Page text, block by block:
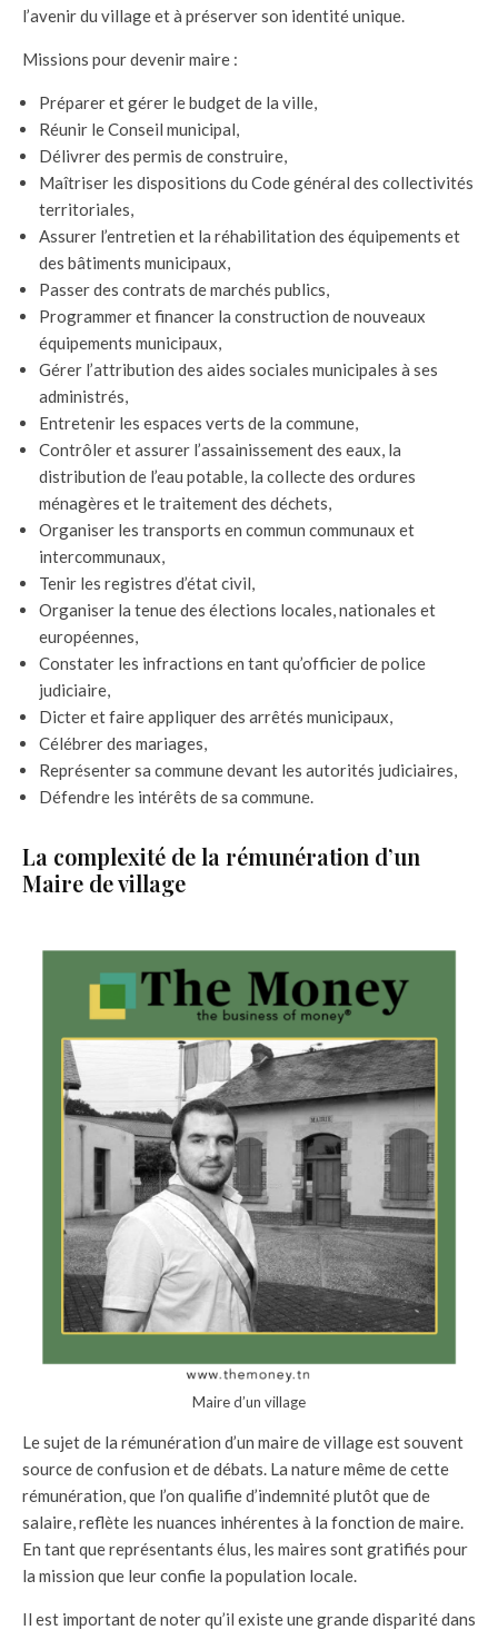
l’avenir du village et à préserver son identité unique.
Missions pour devenir maire :
Préparer et gérer le budget de la ville,
Réunir le Conseil municipal,
Délivrer des permis de construire,
Maîtriser les dispositions du Code général des collectivités
territoriales,
Assurer l’entretien et la réhabilitation des équipements et
des bâtiments municipaux,
Passer des contrats de marchés publics,
Programmer et financer la construction de nouveaux
équipements municipaux,
Gérer l’attribution des aides sociales municipales à ses
administrés,
Entretenir les espaces verts de la commune,
Contrôler et assurer l’assainissement des eaux, la
distribution de l’eau potable, la collecte des ordures
ménagères et le traitement des déchets,
Organiser les transports en commun communaux et
intercommunaux,
Tenir les registres d’état civil,
Organiser la tenue des élections locales, nationales et
européennes,
Constater les infractions en tant qu’officier de police
judiciaire,
Dicter et faire appliquer des arrêtés municipaux,
Célébrer des mariages,
Représenter sa commune devant les autorités judiciaires,
Défendre les intérêts de sa commune.
La complexité de la rémunération d’un
Maire de village
Maire d’un village
Le sujet de la rémunération d’un maire de village est souvent
source de confusion et de débats. La nature même de cette
rémunération, que l’on qualifie d’indemnité plutôt que de
salaire, reflète les nuances inhérentes à la fonction de maire.
En tant que représentants élus, les maires sont gratifiés pour
la mission que leur confie la population locale.
Il est important de noter qu’il existe une grande disparité dans